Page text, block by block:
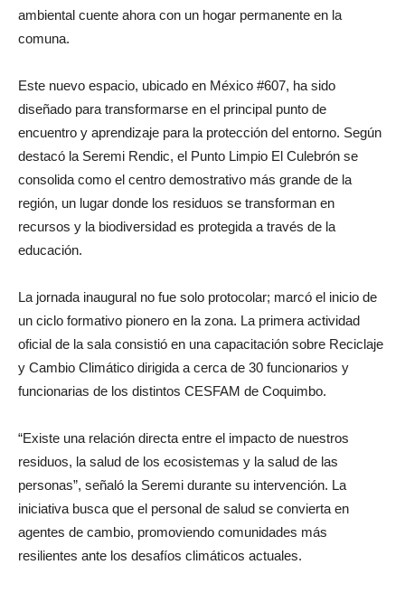
ambiental cuente ahora con un hogar permanente en la
comuna.
Este nuevo espacio, ubicado en México #607, ha sido
diseñado para transformarse en el principal punto de
encuentro y aprendizaje para la protección del entorno. Según
destacó la Seremi Rendic, el Punto Limpio El Culebrón se
consolida como el centro demostrativo más grande de la
región, un lugar donde los residuos se transforman en
recursos y la biodiversidad es protegida a través de la
educación.
La jornada inaugural no fue solo protocolar; marcó el inicio de
un ciclo formativo pionero en la zona. La primera actividad
oficial de la sala consistió en una capacitación sobre Reciclaje
y Cambio Climático dirigida a cerca de 30 funcionarios y
funcionarias de los distintos CESFAM de Coquimbo.
“Existe una relación directa entre el impacto de nuestros
residuos, la salud de los ecosistemas y la salud de las
personas”, señaló la Seremi durante su intervención. La
iniciativa busca que el personal de salud se convierta en
agentes de cambio, promoviendo comunidades más
resilientes ante los desafíos climáticos actuales.